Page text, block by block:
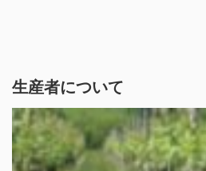
生産者について